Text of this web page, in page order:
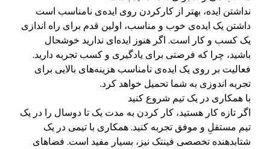
نداشتن ایده، بهتر از کارکردن روی ایده‌ی نامناسب است
داشتن یک ایده‌ی خوب و مناسب، اولین قدم برای راه اندازی
یک کسب و کار است. اگر هنوز ایده‌ای ندارید خوشحال
باشید، چرا که فرصتی برای یادگیری و کسب تجربه دارید.
فعالیت بر روی یک ایده‌ی نامناسب هزینه‌های بالایی برای
تجربه اندوزی به شما تحمیل خواهد کرد.
با همکاری در یک تیم شروع کنید
اگر تازه کار هستید، کار کردن به مدت یک تا دوسال را در یک
تیم مستقلِ و موفق تجربه کنید. همکاری با تیمی در یک
شتابدهنده تخصصی فینتک نیز، بسیار مفید است. فضاهای